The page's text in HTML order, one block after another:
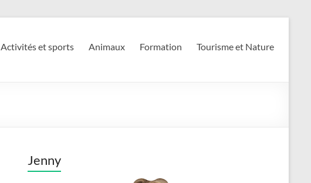
Activités et sports Animaux Formation Tourisme et Nature
Jenny